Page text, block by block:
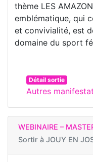
thème LES
emblématique, qui
et convivialité, est
domaine du sport
Détail sortie
Autres
WEBINAIRE –
Sortir à JOUY EN